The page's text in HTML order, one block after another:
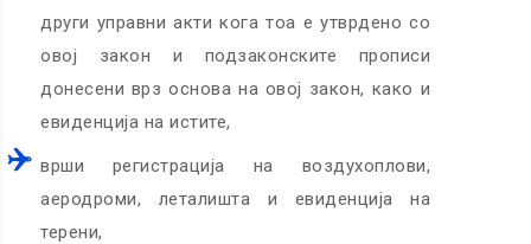
други управни акти кога тоа е утврдено со
овој закон и подзаконските прописи
донесени врз основа на овој закон, како и
евиденција на истите,
врши регистрација на воздухоплови,
аеродроми, леталишта и евиденција на
терени,